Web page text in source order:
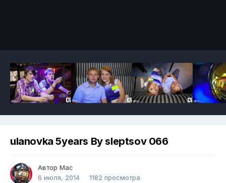
ulanovka 5years By sleptsov 066
Автор Mac
6 июля, 2014
1182 просмотра